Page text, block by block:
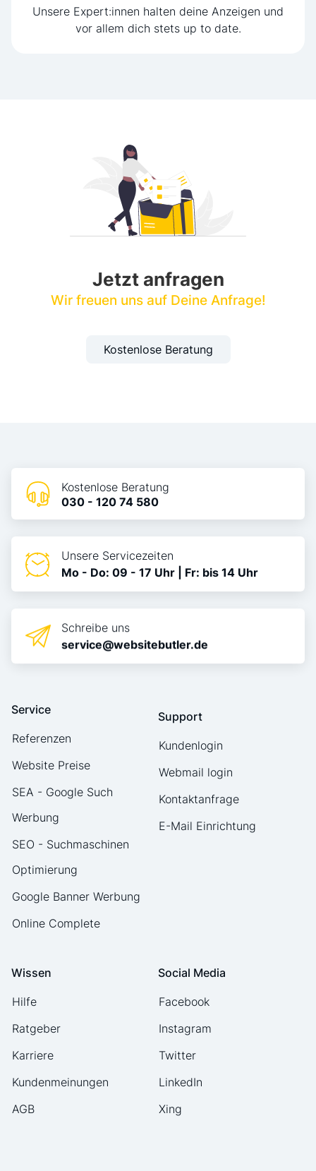
Unsere Expert:innen halten deine Anzeigen und
vor allem dich stets up to date.
Jetzt anfragen
Wir freuen uns auf Deine Anfrage!
Kostenlose Beratung
Kostenlose Beratung
030 - 120 74 580
Unsere Servicezeiten
Mo - Do: 09 - 17 Uhr | Fr: bis 14 Uhr
Schreibe uns
service@websitebutler.de
Service
Referenzen
Website Preise
SEA - Google Such
Werbung
SEO - Suchmaschinen
Optimierung
Google Banner Werbung
Online Complete
Support
Kundenlogin
Webmail login
Kontaktanfrage
E-Mail Einrichtung
Wissen
Hilfe
Ratgeber
Karriere
Kundenmeinungen
AGB
Social Media
Facebook
Instagram
Twitter
LinkedIn
Xing